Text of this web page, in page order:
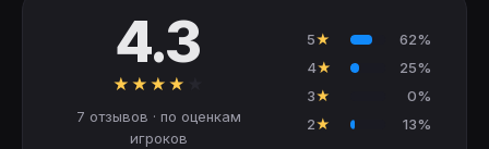
4.3
★ ★ ★ ★
7 отзывов · по оценкам
игроков
5★
62%
4★
25%
3★
0%
2★ 13%